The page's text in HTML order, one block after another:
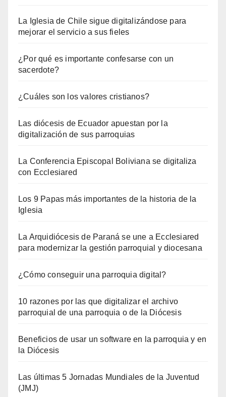
La Iglesia de Chile sigue digitalizándose para
mejorar el servicio a sus fieles
¿Por qué es importante confesarse con un
sacerdote?
¿Cuáles son los valores cristianos?
Las diócesis de Ecuador apuestan por la
digitalización de sus parroquias
La Conferencia Episcopal Boliviana se digitaliza
con Ecclesiared
Los 9 Papas más importantes de la historia de la
Iglesia
La Arquidiócesis de Paraná se une a Ecclesiared
para modernizar la gestión parroquial y diocesana
¿Cómo conseguir una parroquia digital?
10 razones por las que digitalizar el archivo
parroquial de una parroquia o de la Diócesis
Beneficios de usar un software en la parroquia y en
la Diócesis
Las últimas 5 Jornadas Mundiales de la Juventud
(JMJ)